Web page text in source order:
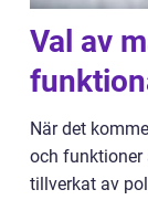
Val av
När det
och funktioner
tillverkat av